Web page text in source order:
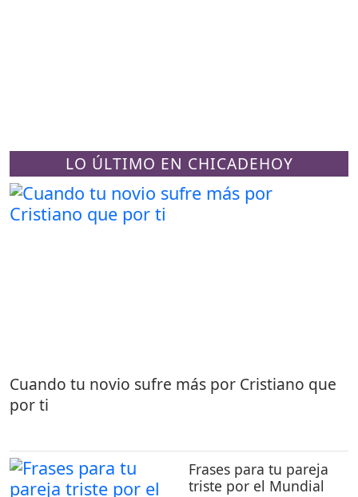
LO ÚLTIMO EN CHICADEHOY
Cuando tu novio sufre más por Cristiano que
por ti
Frases para tu pareja
triste por el Mundial